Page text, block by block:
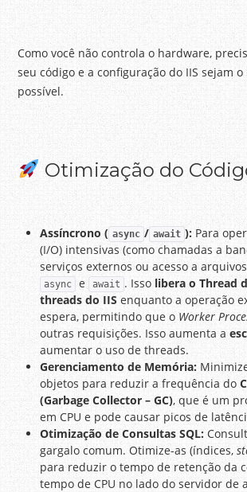
Como você não controla o hardware,
seu código e a configuração do IIS sejam
possível.
Otimização do
Assíncrono ( async / await ): Para
(I/O) intensivas (como chamadas a
serviços externos ou acesso a
async e await . Issolibera o Thread
threads do IIS enquanto a operação
espera, permitindo que o Worker
outras requisições. Isso aumenta a
aumentar o uso de threads.
Gerenciamento de Memória:
objetos para reduzir a frequência do
(Garbage Collector – GC), que é um
em CPU e pode causar picos de
Otimização de Consultas SQL:
gargalo comum. Otimize-as (índices,
para reduzir o tempo de retenção da
tempo de CPU no lado do servidor de